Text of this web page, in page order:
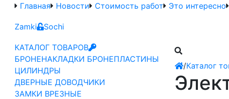
Главная Новости Стоимость работ Это интересно
Zamki Sochi
КАТАЛОГ ТОВАРОВ
БРОНЕНАКЛАДКИ БРОНЕПЛАСТИНЫ
ЦИЛИНДРЫ
ДВЕРНЫЕ ДОВОДЧИКИ
ЗАМКИ ВРЕЗНЫЕ
/Каталог